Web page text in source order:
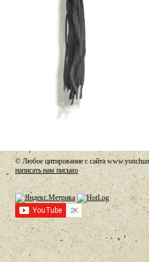
© Любое цитирование с сайта
написать нам письмо